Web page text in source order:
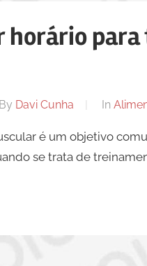
horário
By Davi Cunha In
é um objetivo
se trata de